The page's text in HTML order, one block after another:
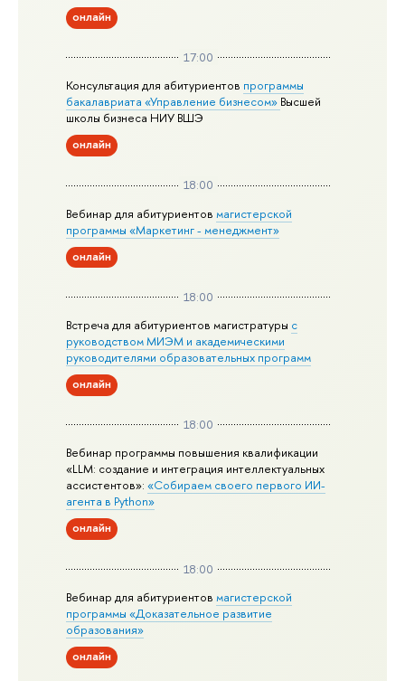
онлайн
17:00
Консультация для абитуриентов программы
бакалавриата «Управление бизнесом» Высшей
школы бизнеса НИУ ВШЭ
онлайн
18:00
Вебинар для абитуриентовмагистерской
программы «Маркетинг - менеджмент»
онлайн
18:00
Встреча для абитуриентов магистратуры с
руководством МИЭМ и академическими
руководителями образовательных программ
онлайн
18:00
Вебинар программы повышения квалификации
«LLM: создание и интеграция интеллектуальных
ассистентов»:«Собираем своего первого ИИ-
агента в Python»
онлайн
18:00
Вебинар для абитуриентовмагистерской
программы «Доказательное развитие
образования»
онлайн